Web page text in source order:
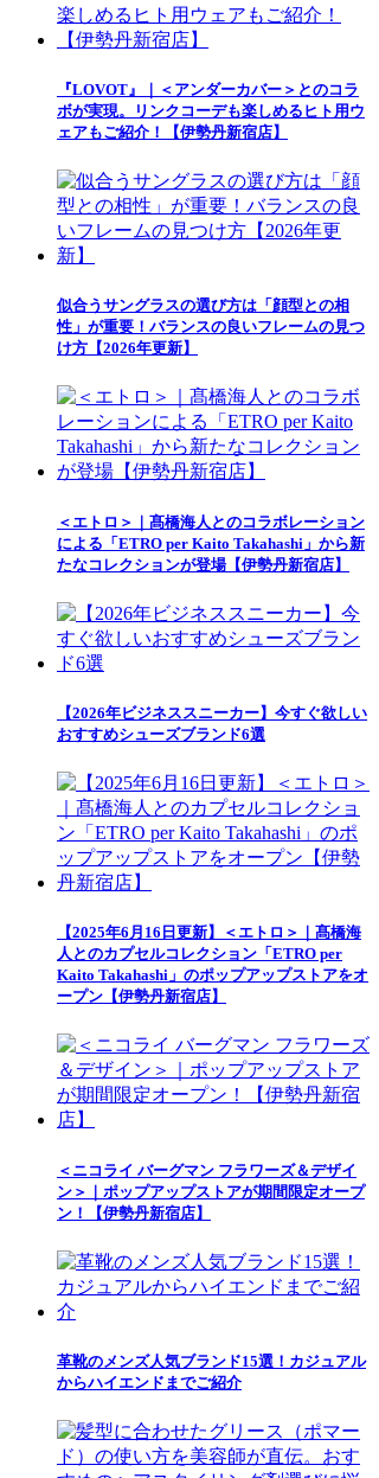
『LOVOT』｜＜アンダーカバー＞とのコラ
ボが実現。リンクコーデも楽しめるヒト用ウ
ェアもご紹介！【伊勢丹新宿店】
似合うサングラスの選び方は「顔型との相
性」が重要！バランスの良いフレームの見つ
け方【2026年更新】
＜エトロ＞｜髙橋海人とのコラボレーション
による「ETRO per Kaito Takahashi」から新
たなコレクションが登場【伊勢丹新宿店】
【2026年ビジネススニーカー】今すぐ欲しい
おすすめシューズブランド6選
【2025年6月16日更新】＜エトロ＞｜髙橋海
人とのカプセルコレクション「ETRO per
Kaito Takahashi」のポップアップストアをオ
ープン【伊勢丹新宿店】
＜ニコライ バーグマン フラワーズ＆デザイ
ン＞｜ポップアップストアが期間限定オープ
ン！【伊勢丹新宿店】
革靴のメンズ人気ブランド15選！カジュアル
からハイエンドまでご紹介